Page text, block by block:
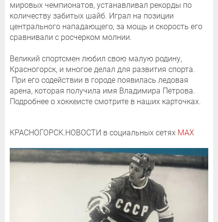
мировых чемпионатов, устанавливал рекорды по
количеству забитых шайб. Играл на позиции
центрального нападающего, за мощь и скорость его
сравнивали с росчерком молнии.
Великий спортсмен любил свою малую родину,
Красногорск, и многое делал для развития спорта.
При его содействии в городе появилась ледовая
арена, которая получила имя Владимира Петрова.
Подробнее о хоккеисте смотрите в наших карточках.
КРАСНОГОРСК.НОВОСТИ в социальных сетях MAX